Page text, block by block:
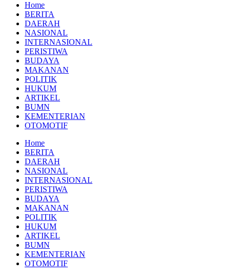
Home
BERITA
DAERAH
NASIONAL
INTERNASIONAL
PERISTIWA
BUDAYA
MAKANAN
POLITIK
HUKUM
ARTIKEL
BUMN
KEMENTERIAN
OTOMOTIF
Home
BERITA
DAERAH
NASIONAL
INTERNASIONAL
PERISTIWA
BUDAYA
MAKANAN
POLITIK
HUKUM
ARTIKEL
BUMN
KEMENTERIAN
OTOMOTIF